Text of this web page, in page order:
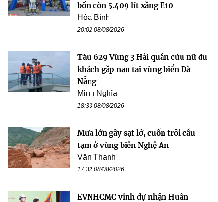
bồn còn 5.409 lít xăng E10
Hòa Bình
20:02 08/08/2026
Tàu 629 Vùng 3 Hải quân cứu nữ du
khách gặp nạn tại vùng biển Đà
Nẵng
Minh Nghĩa
18:33 08/08/2026
Mưa lớn gây sạt lở, cuốn trôi cầu
tạm ở vùng biên Nghệ An
Văn Thanh
17:32 08/08/2026
EVNHCMC vinh dự nhận Huân